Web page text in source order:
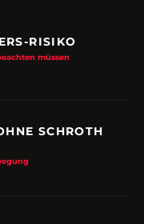
RISIKO
müssen
SCHROTH